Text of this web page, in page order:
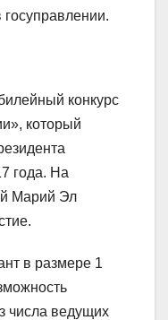
конкурс
который
года. На
Марий Эл
в размере 1
числа ведущих